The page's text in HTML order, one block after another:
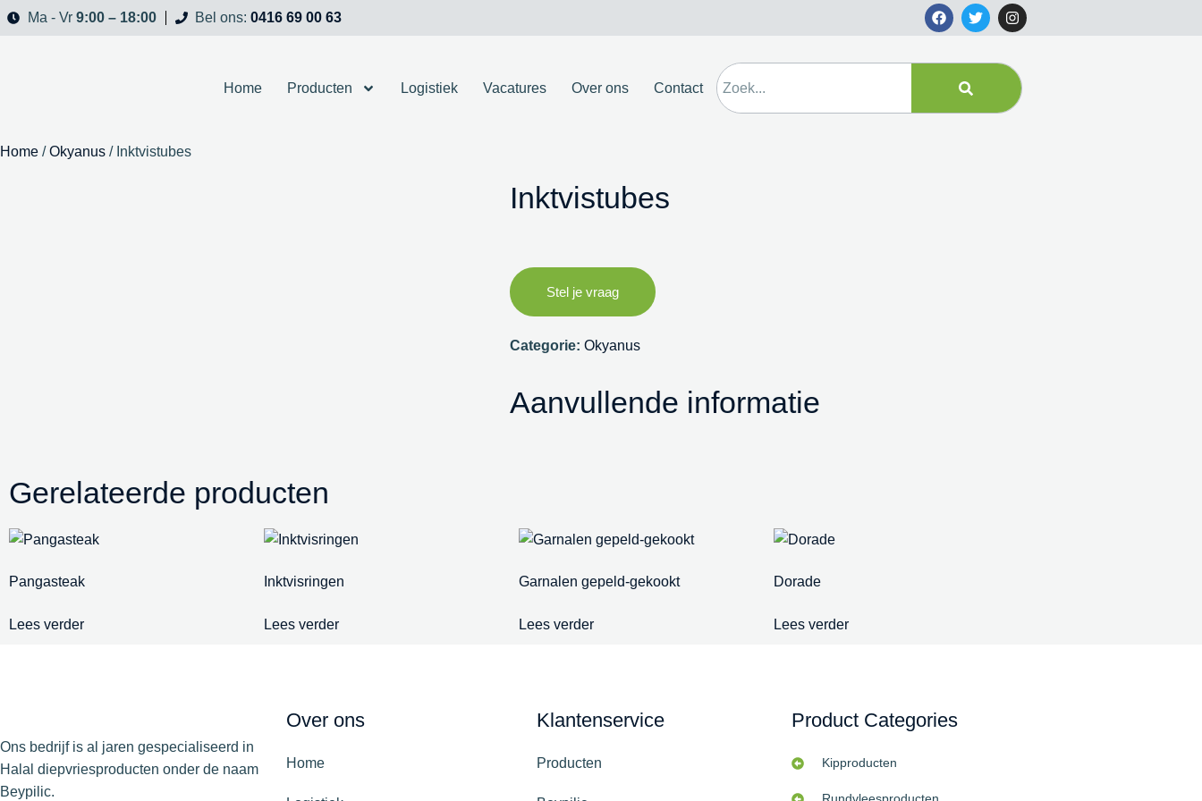
Ma - Vr 9:00 – 18:00 Bel ons: 0416 69 00 63
Home Producten Logistiek Vacatures Over ons Contact
Home /Okyanus / Inktvistubes
Inktvistubes
Stel je vraag
Categorie: Okyanus
Aanvullende informatie
Gerelateerde producten
Pangasteak
Lees verder
Inktvisringen
Lees verder
Garnalen gepeld-gekookt
Lees verder
Dorade
Lees verder
Ons bedrijf is al jaren gespecialiseerd in
Halal diepvriesproducten onder de naam
Beypilic.
Over ons
Home
Klantenservice
Producten
Product Categories
Kipproducten